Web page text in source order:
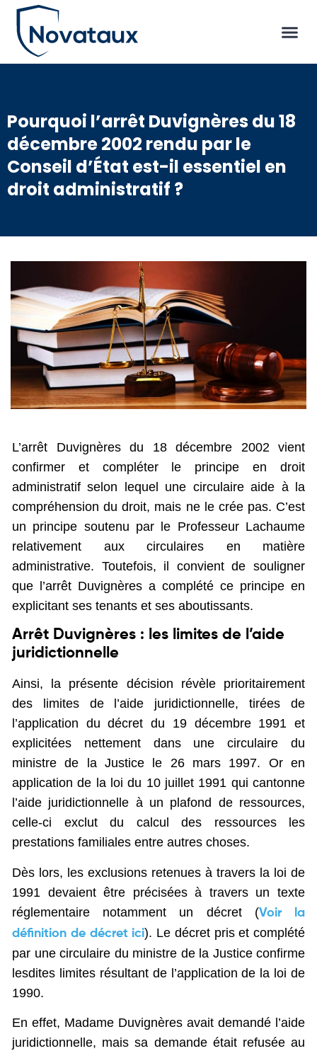
Pourquoi l’arrêt Duvignères du 18
décembre 2002 rendu par le
Conseil d’État est-il essentiel en
droit administratif ?
L’arrêt Duvignères du 18 décembre 2002 vient
confirmer et compléter le principe en droit
administratif selon lequel une circulaire aide à la
compréhension du droit, mais ne le crée pas. C’est
un principe soutenu par le Professeur Lachaume
relativement aux circulaires en matière
administrative. Toutefois, il convient de souligner
que l’arrêt Duvignères a complété ce principe en
explicitant ses tenants et ses aboutissants.
Arrêt Duvignères : les limites de l’aide
juridictionnelle
Ainsi, la présente décision révèle prioritairement
des limites de l’aide juridictionnelle, tirées de
l’application du décret du 19 décembre 1991 et
explicitées nettement dans une circulaire du
ministre de la Justice le 26 mars 1997. Or en
application de la loi du 10 juillet 1991 qui cantonne
l’aide juridictionnelle à un plafond de ressources,
celle-ci exclut du calcul des ressources les
prestations familiales entre autres choses.
Dès lors, les exclusions retenues à travers la loi de
1991 devaient être précisées à travers un texte
réglementaire notamment un décret (Voir la
définition de décret ici). Le décret pris et complété
par une circulaire du ministre de la Justice confirme
lesdites limites résultant de l’application de la loi de
1990.
En effet, Madame Duvignères avait demandé l’aide
juridictionnelle, mais sa demande était refusée au